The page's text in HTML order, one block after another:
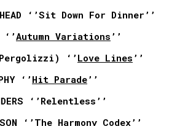
‘’Sit Down For Dinner’’
‘’Autumn Variations ’’
‘’ Love Lines ’’
‘’ Hit Parade’’
‘’Relentless’’
‘’ The Harmony Codex’’